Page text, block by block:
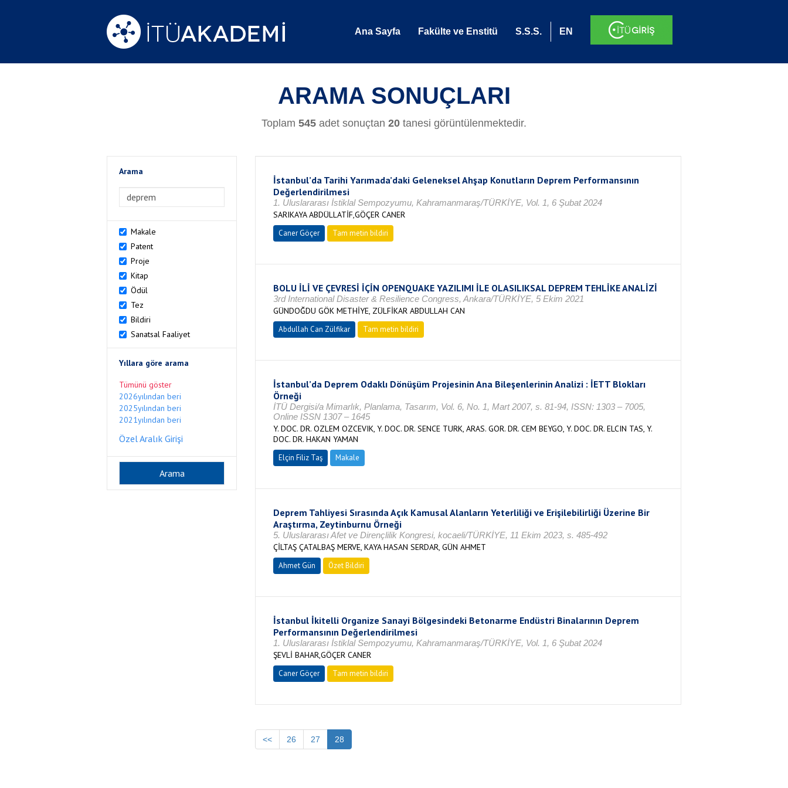
Ana Sayfa Fakülte ve Enstitü S.S.S. EN
ARAMA SONUÇLARI
Toplam 545 adet sonuçtan 20 tanesi görüntülenmektedir.
Arama
Makale
Patent
Proje
Kitap
Ödül
Tez
Bildiri
Sanatsal Faaliyet
Yıllara göre arama
Tümünü göster
2026yılından beri
2025yılından beri
2021yılından beri
Özel Aralık Girişi
İstanbul’da Tarihi Yarımada’daki Geleneksel Ahşap Konutların Deprem Performansının
Değerlendirilmesi
1. Uluslararası İstiklal Sempozyumu, Kahramanmaraş/TÜRKİYE, Vol. 1, 6 Şubat 2024
SARIKAYA ABDÜLLATİF,GÖÇER CANER
Caner Göçer Tam metin bildiri
BOLU İLİ VE ÇEVRESİ İÇİN OPENQUAKE YAZILIMI İLE OLASILIKSAL DEPREM TEHLİKE ANALİZİ
3rd International Disaster & Resilience Congress, Ankara/TÜRKİYE, 5 Ekim 2021
GÜNDOĞDU GÖK METHİYE, ZÜLFİKAR ABDULLAH CAN
Abdullah Can Zülfikar Tam metin bildiri
İstanbul’da Deprem Odaklı Dönüşüm Projesinin Ana Bileşenlerinin Analizi : İETT Blokları
Örneği
İTÜ Dergisi/a Mimarlık, Planlama, Tasarım, Vol. 6, No. 1, Mart 2007, s. 81-94, ISSN: 1303 – 7005,
Online ISSN 1307 – 1645
Y. DOC. DR. OZLEM OZCEVIK, Y. DOC. DR. SENCE TURK, ARAS. GOR. DR. CEM BEYGO, Y. DOC. DR. ELCIN TAS, Y.
DOC. DR. HAKAN YAMAN
Elçin Filiz Taş Makale
Deprem Tahliyesi Sırasında Açık Kamusal Alanların Yeterliliği ve Erişilebilirliği Üzerine Bir
Araştırma, Zeytinburnu Örneği
5. Uluslararası Afet ve Dirençlilik Kongresi, kocaeli/TÜRKİYE, 11 Ekim 2023, s. 485-492
ÇİLTAŞ ÇATALBAŞ MERVE, KAYA HASAN SERDAR, GÜN AHMET
Ahmet Gün Özet Bildiri
İstanbul İkitelli Organize Sanayi Bölgesindeki Betonarme Endüstri Binalarının Deprem
Performansının Değerlendirilmesi
1. Uluslararası İstiklal Sempozyumu, Kahramanmaraş/TÜRKİYE, Vol. 1, 6 Şubat 2024
ŞEVLİ BAHAR,GÖÇER CANER
Caner Göçer Tam metin bildiri
<< 26 27 28